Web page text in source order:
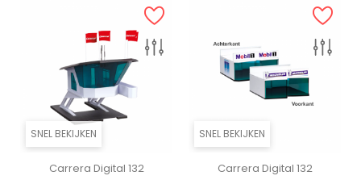
SNEL BEKIJKEN
Carrera Digital 132
SNEL BEKIJKEN
Carrera Digital 132